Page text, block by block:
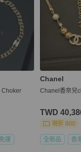
Choker
免運
Chanel
Chanel香奈兒
TWD
現折 800
全新品 香